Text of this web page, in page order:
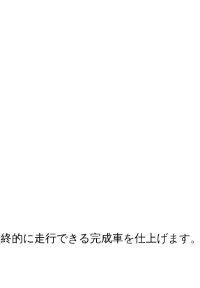
的に走行できる完成車を仕上げます。